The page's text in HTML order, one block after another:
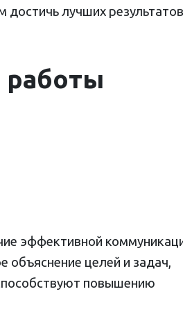
лучших
работы
эффективной
объяснение целей и задач,
повышению